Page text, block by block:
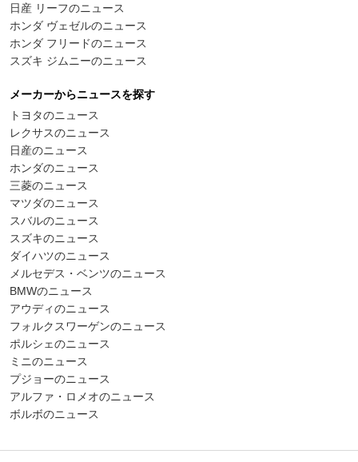
日産 リーフのニュース
ホンダ ヴェゼルのニュース
ホンダ フリードのニュース
スズキ ジムニーのニュース
メーカーからニュースを探す
トヨタのニュース
レクサスのニュース
日産のニュース
ホンダのニュース
三菱のニュース
マツダのニュース
スバルのニュース
スズキのニュース
ダイハツのニュース
メルセデス・ベンツのニュース
BMWのニュース
アウディのニュース
フォルクスワーゲンのニュース
ポルシェのニュース
ミニのニュース
プジョーのニュース
アルファ・ロメオのニュース
ボルボのニュース